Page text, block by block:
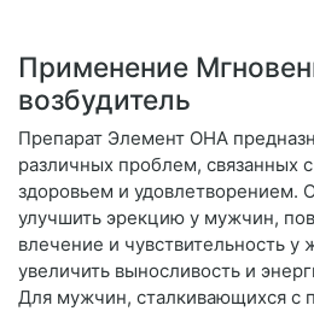
Применение
возбудитель
Препарат Элемент ОНА
различных проблем, связанных
здоровьем и удовлетворением.
улучшить эрекцию у мужчин,
влечение и чувствительность
увеличить выносливость и
Для мужчин, сталкивающихся с